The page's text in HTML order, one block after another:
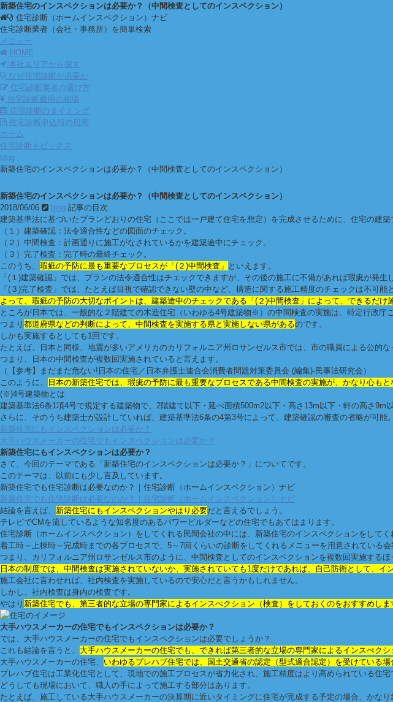
新築住宅のインスペクションは必要か？（中間検査としてのインスペクション）
住宅診断（ホームインスペクション）ナビ
住宅診断業者（会社・事務所）を簡単検索
メニュー
HOME
本社エリアから探す
なぜ住宅診断が必要か
住宅診断業者の選び方
住宅診断費用の相場
住宅診断のタイミング
住宅診断申込時の用意
ホーム
住宅診断トピックス
blog
新築住宅のインスペクションは必要か？（中間検査としてのインスペクション）
新築住宅のインスペクションは必要か？（中間検査としてのインスペクション）
2018/06/06
blog 記事の目次
建築基準法に基づいたプランどおりの住宅（ここでは一戸建て住宅を想定）を完成させるために、住宅の建
（１）建築確認：法令適合性などの図面のチェック。
（２）中間検査：計画通りに施工がなされているかを建築途中にチェック。
（３）完了検査：完了時の最終チェック。
このうち、 瑕疵の予防に最も重要なプロセスが「(２)中間検査」 といえます。
「(１)建築確認」では、プランの法令適合性はチェックできますが、その後の施工に不備があれば瑕疵が発生
「(３)完了検査」では、たとえば目視で確認できない壁の中など、構造に関する施工精度のチェックは不可能
よって、瑕疵の予防の大切なポイントは、建築途中のチェックである「(２)中間検査」によって、できるだけ
ところが日本では、一般的な２階建ての木造住宅（いわゆる4号建築物※）の中間検査の実施は、特定行政庁
つまり 都道府県などの判断によって、中間検査を実施する県と実施しない県があるのです。
しかも実施するとしても1回です。
たとえば、日本と同様、地震が多いアメリカのカリフォルニア州ロサンゼルス市では、市の職員による公的
つまり、日本の中間検査が複数回実施されていると言えます。
（【参考】まだまだ危ない!日本の住宅／日本弁護士連合会消費者問題対策委員会 (編集)-民事法研究会）
このように、
日本の新築住宅では、瑕疵の予防に最も重要なプロセスである中間検査の実施が、かなり心も
(※)4号建築物とは
建築基準法6条1項4号で規定する建築物で、2階建て以下・延べ面積500m2以下・高さ13m以下・軒の高さ9m
さらに、そのうち建築士が設計していれば、建築基準法6条の4第3号によって、建築確認の審査の省略が可能。
新築住宅にもインスペクションは必要か？
大手ハウスメーカーの住宅でもインスペクションは必要か？
新築住宅にもインスペクションは必要か？
さて、今回のテーマである「新築住宅のインスペクションは必要か？」についてです。
このテーマは、以前にも少し言及しています。
新築住宅でも住宅診断は必要なのか？｜住宅診断（ホームインスペクション）ナビ
新築住宅でも住宅診断は必要なのか？｜住宅診断（ホームインスペクション）ナビ
結論を言えば、 新築住宅にもインスペクションやはり必要だと言えるでしょう。
テレビでCMを流しているような知名度のあるパワービルダーなどの住宅でもあてはまります。
住宅診断（ホームインスペクション）をしてくれる民間会社の中には、新築住宅のインスペクションをしてく
着工時～上棟時～完成時までの各プロセスで、5～7回くらいの診断をしてくれるメニューを用意されている会
つまり、カリフォルニア州ロサンゼルス市のように、中間検査としてのインスペクションを複数回実施するほ
日本の制度では、中間検査は実施されていないか、実施されていても1度だけであれば、自己防衛として、イ
施工会社に言わせれば、社内検査を実施しているので安心だと言うかもしれません。
しかし、社内検査は身内の検査です。
やはり 新築住宅でも、第三者的な立場の専門家によるインスぺクション（検査）をしておくのをおすすめしま
大手ハウスメーカーの住宅でもインスペクションは必要か？
では、大手ハウスメーカーの住宅でもインスペクションは必要でしょうか？
これも結論を言うと、 大手ハウスメーカーの住宅でも、できれば第三者的な立場の専門家によるインスぺク
大手ハウスメーカーの住宅、 いわゆるプレハブ住宅では、国土交通省の認定（型式適合認定）を受けている
プレハブ住宅は工業化住宅として、現地での施工プロセスが省力化され、施工精度はより高められている住
どうしても現場において、職人の手によって施工する部分はあります。
たとえば、施工している大手ハウスメーカーの決算期に近いタイミングに住宅が完成する予定の場合、かなり